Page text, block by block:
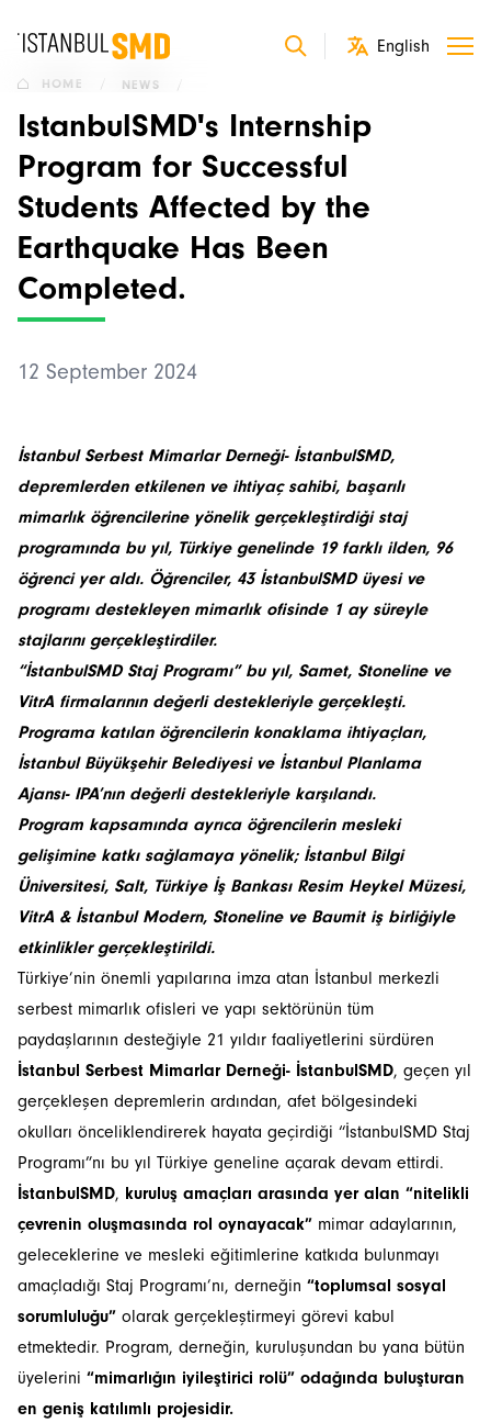
HOME NEWS /
IstanbulSMD's Internship
Program for Successful
Students Affected by the
Earthquake Has Been
Completed.
12 September 2024
İstanbul Serbest Mimarlar Derneği- İstanbulSMD,
depremlerden etkilenen ve ihtiyaç sahibi, başarılı
mimarlık öğrencilerine yönelik gerçekleştirdiği staj
programında bu yıl, Türkiye genelinde 19 farklı ilden, 96
öğrenci yer aldı. Öğrenciler, 43 İstanbulSMD üyesi ve
programı destekleyen mimarlık ofisinde 1 ay süreyle
stajlarını gerçekleştirdiler.
“İstanbulSMD Staj Programı” bu yıl, Samet, Stoneline ve
VitrA firmalarının değerli destekleriyle gerçekleşti.
Programa katılan öğrencilerin konaklama ihtiyaçları,
İstanbul Büyükşehir Belediyesi ve İstanbul Planlama
Ajansı- IPA’nın değerli destekleriyle karşılandı.
Program kapsamında ayrıca öğrencilerin mesleki
gelişimine katkı sağlamaya yönelik; İstanbul Bilgi
Üniversitesi, Salt, Türkiye İş Bankası Resim Heykel Müzesi,
VitrA & İstanbul Modern, Stoneline ve Baumit iş birliğiyle
etkinlikler gerçekleştirildi.
Türkiye’nin önemli yapılarına imza atan İstanbul merkezli
serbest mimarlık ofisleri ve yapı sektörünün tüm
paydaşlarının desteğiyle 21 yıldır faaliyetlerini sürdüren
İstanbul Serbest Mimarlar Derneği- İstanbulSMD, geçen yıl
gerçekleşen depremlerin ardından, afet bölgesindeki
okulları önceliklendirerek hayata geçirdiği “İstanbulSMD Staj
Programı”nı bu yıl Türkiye geneline açarak devam ettirdi.
İstanbulSMD, kuruluş amaçları arasında yer alan “nitelikli
çevrenin oluşmasında rol oynayacak” mimar adaylarının,
geleceklerine ve mesleki eğitimlerine katkıda bulunmayı
amaçladığı Staj Programı’nı, derneğin “toplumsal sosyal
sorumluluğu” olarak gerçekleştirmeyi görevi kabul
etmektedir. Program, derneğin, kuruluşundan bu yana bütün
üyelerini “mimarlığın iyileştirici rolü” odağında buluşturan
en geniş katılımlı projesidir.